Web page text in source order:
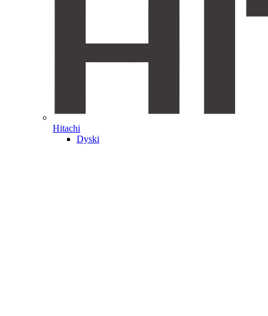
Hitachi
Dyski